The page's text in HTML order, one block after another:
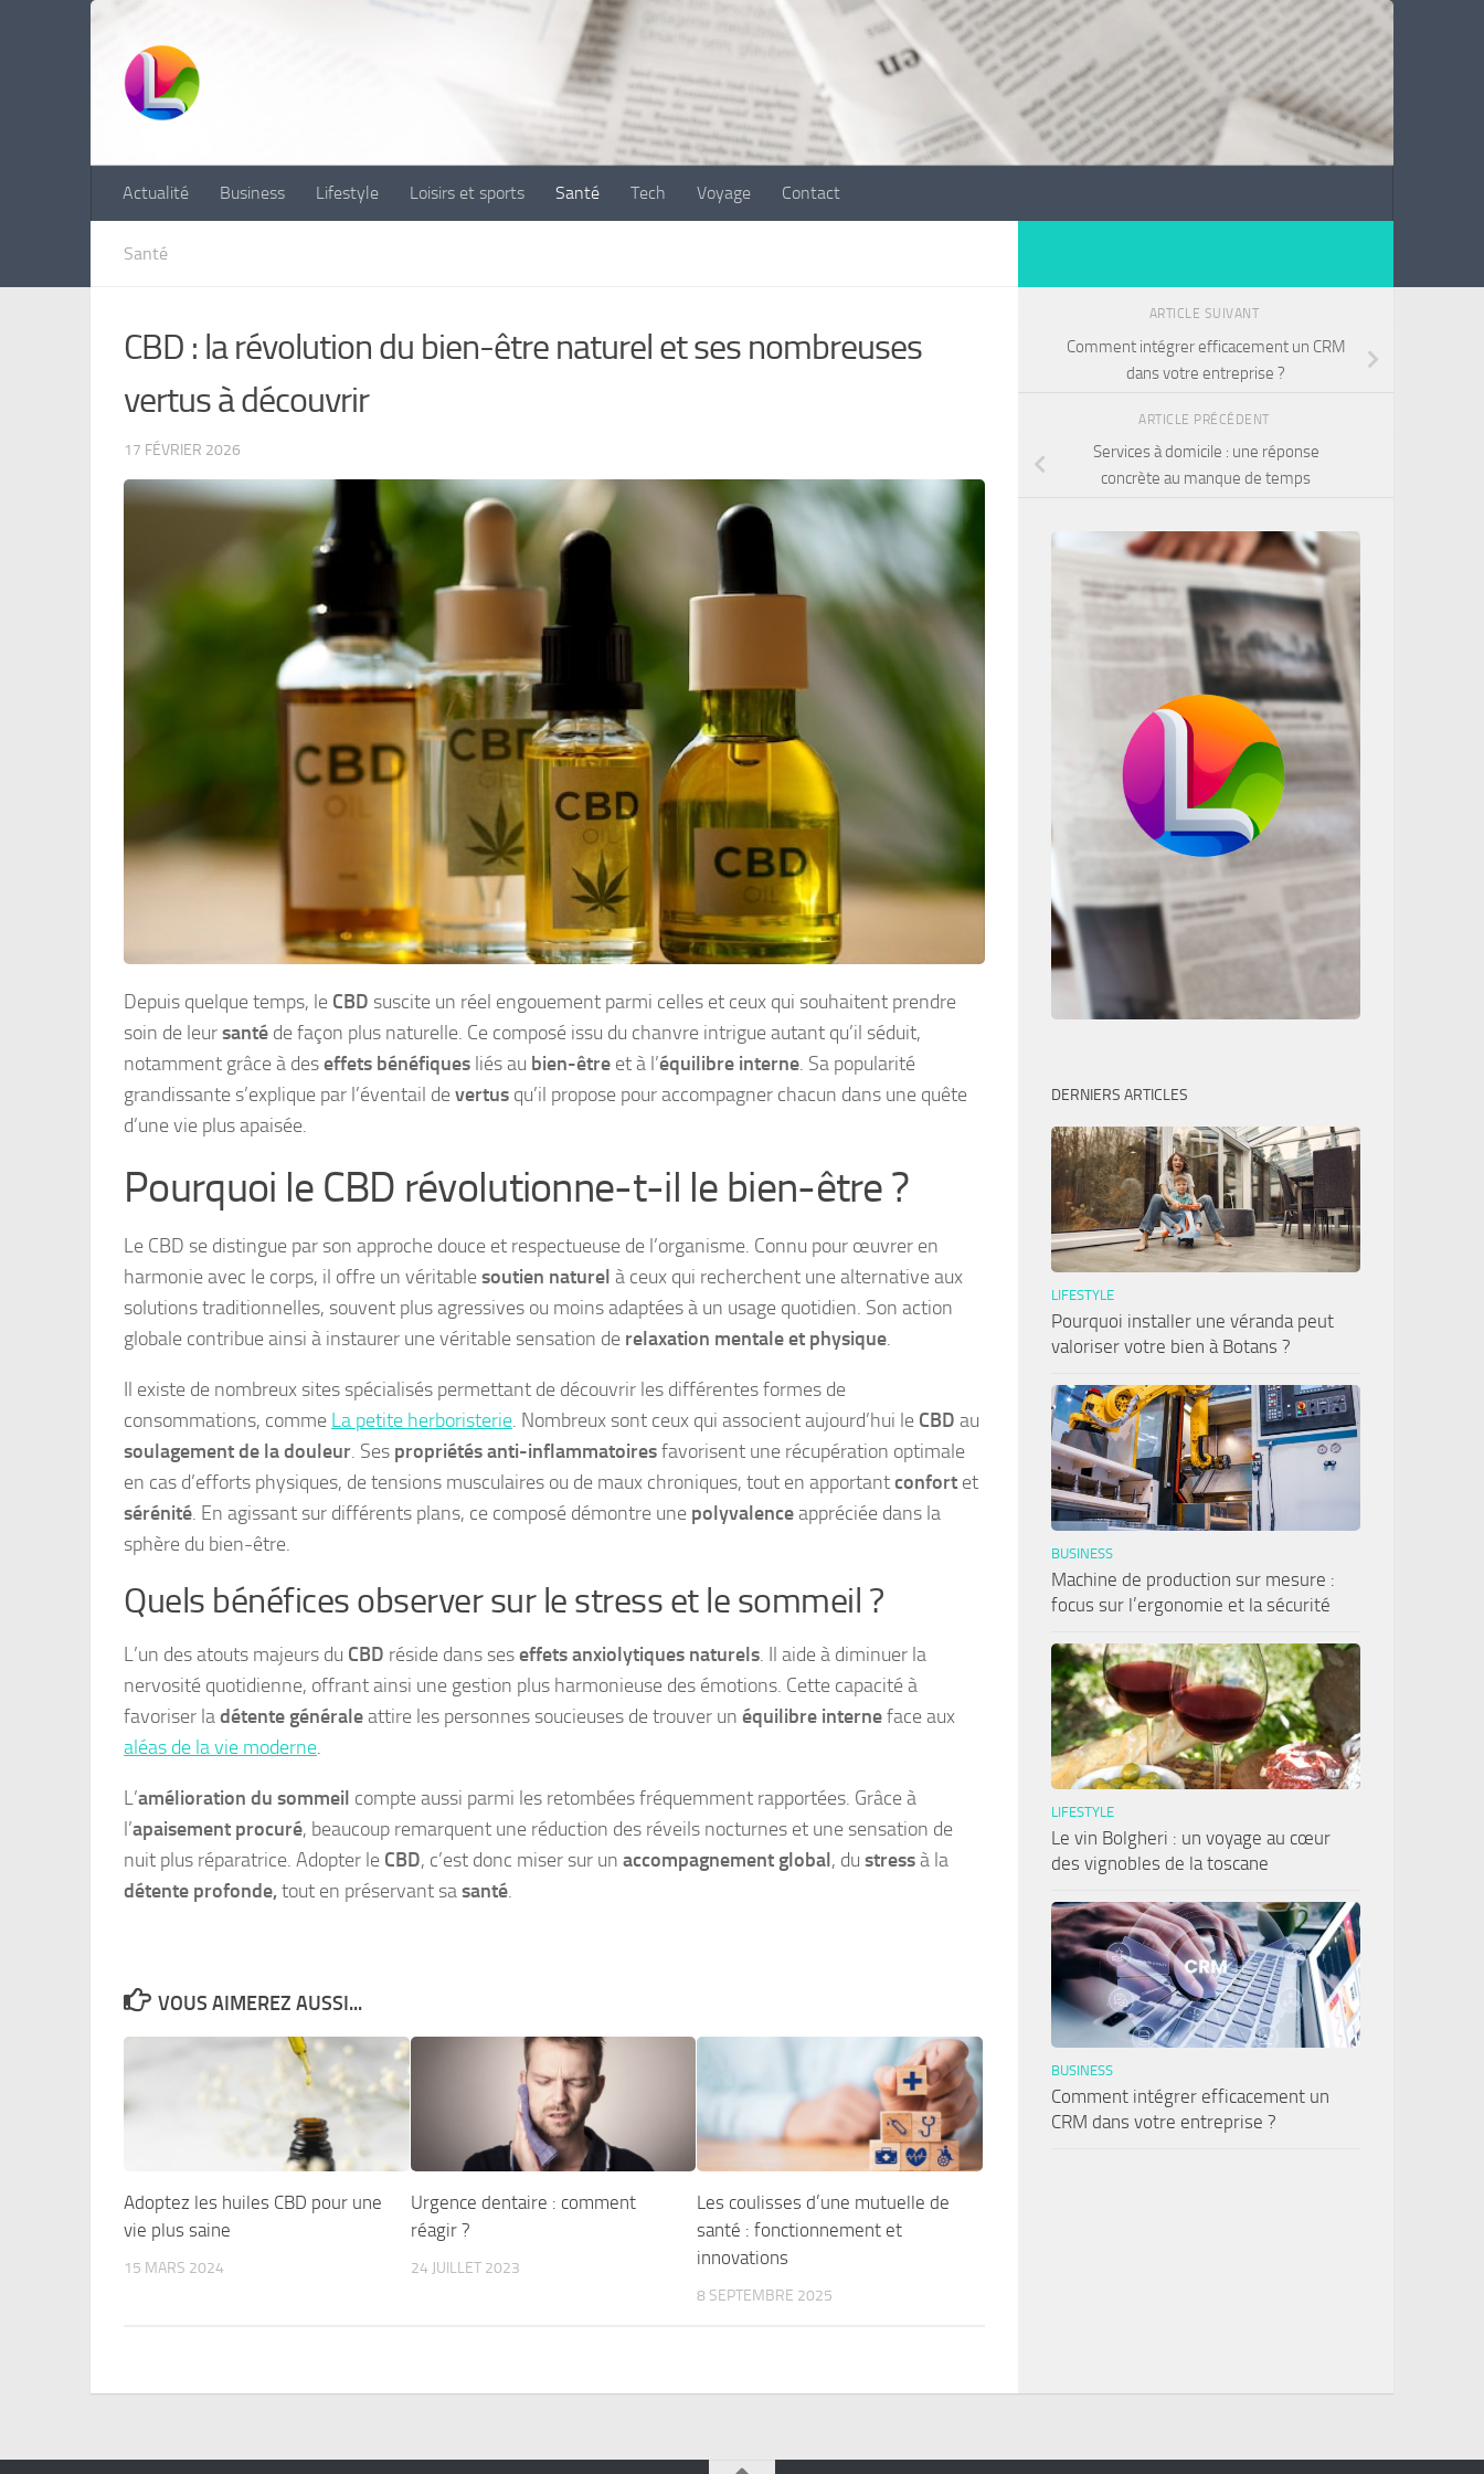
Actualité Business Lifestyle Loisirs et sports Santé Tech Voyage Contact
Santé
CBD : la révolution du bien-être naturel et ses nombreuses
vertus à découvrir
17 FÉVRIER 2026
Depuis quelque temps, le CBD suscite un réel engouement parmi celles et ceux qui souhaitent prendre
soin de leursanté de façon plus naturelle. Ce composé issu du chanvre intrigue autant qu’il séduit,
notamment grâce à deseffets bénéfiques liés au bien-être et à l’équilibre interne. Sa popularité
grandissante s’explique par l’éventail devertus qu’il propose pour accompagner chacun dans une quête
d’une vie plus apaisée.
Pourquoi le CBD révolutionne-t-il le bien-être ?
Le CBD se distingue par son approche douce et respectueuse de l’organisme. Connu pour œuvrer en
harmonie avec le corps, il offre un véritablesoutien naturel à ceux qui recherchent une alternative aux
solutions traditionnelles, souvent plus agressives ou moins adaptées à un usage quotidien. Son action
globale contribue ainsi à instaurer une véritable sensation de relaxation mentale et physique.
Il existe de nombreux sites spécialisés permettant de découvrir les différentes formes de
consommations, comme La petite herboristerie. Nombreux sont ceux qui associent aujourd’hui le CBD au
soulagement de la douleur. Ses propriétés anti-inflammatoiresfavorisent une récupération optimale
en cas d’efforts physiques, de tensions musculaires ou de maux chroniques, tout en apportantconfort et
sérénité. En agissant sur différents plans, ce composé démontre une polyvalenceappréciée dans la
sphère du bien-être.
Quels bénéfices observer sur le stress et le sommeil ?
L’un des atouts majeurs du CBD réside dans seseffets anxiolytiques naturels. Il aide à diminuer la
nervosité quotidienne, offrant ainsi une gestion plus harmonieuse des émotions. Cette capacité à
favoriser ladétente généraleattire les personnes soucieuses de trouver un équilibre interneface aux
aléas de la vie moderne.
L’amélioration du sommeil compte aussi parmi les retombées fréquemment rapportées. Grâce à
l’apaisement procuré, beaucoup remarquent une réduction des réveils nocturnes et une sensation de
nuit plus réparatrice. Adopter le CBD, c’est donc miser sur un accompagnement global, du stressà la
détente profonde,tout en préservant sasanté.
VOUS AIMEREZ AUSSI...
Adoptez les huiles CBD pour une
vie plus saine
15 MARS 2024
Urgence dentaire : comment
réagir ?
24 JUILLET 2023
Les coulisses d’une mutuelle de
santé : fonctionnement et
innovations
8 SEPTEMBRE 2025
ARTICLE SUIVANT
Comment intégrer efficacement un CRM
dans votre entreprise ?
ARTICLE PRÉCÉDENT
Services à domicile : une réponse
concrète au manque de temps
DERNIERS ARTICLES
LIFESTYLE
Pourquoi installer une véranda peut
valoriser votre bien à Botans ?
BUSINESS
Machine de production sur mesure :
focus sur l’ergonomie et la sécurité
LIFESTYLE
Le vin Bolgheri : un voyage au cœur
des vignobles de la toscane
BUSINESS
Comment intégrer efficacement un
CRM dans votre entreprise ?